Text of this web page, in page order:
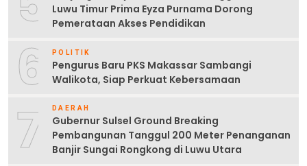
Luwu Timur Prima Eyza Purnama Dorong
Pemerataan Akses Pendidikan
6 POLITIK
Pengurus Baru PKS Makassar Sambangi
Walikota, Siap Perkuat Kebersamaan
7 DAERAH
Gubernur Sulsel Ground Breaking
Pembangunan Tanggul 200 Meter Penanganan
Banjir Sungai Rongkong di Luwu Utara